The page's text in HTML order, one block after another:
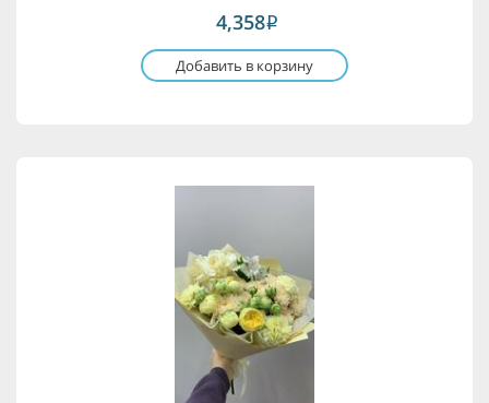
4,358i
Добавить в корзину